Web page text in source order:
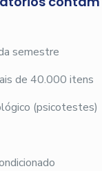
semestre
de 40.000 itens
(psicotestes)